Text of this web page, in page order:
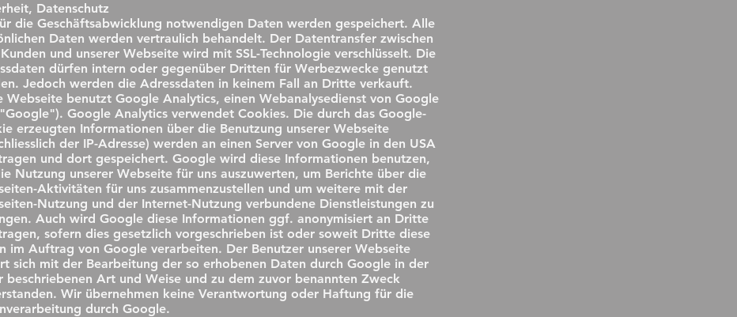
Datenschutz
die Geschäftsabwicklung notwendigen Daten werden gespeichert. Alle
Daten werden vertraulich behandelt. Der Datentransfer zwischen
und unserer Webseite wird mit SSL-Technologie verschlüsselt. Die
dürfen intern oder gegenüber Dritten für Werbezwecke genutzt
Jedoch werden die Adressdaten in keinem Fall an Dritte verkauft.
Webseite benutzt Google Analytics, einen Webanalysedienst von Google
Google Analytics verwendet Cookies. Die durch das Google-
erzeugten Informationen über die Benutzung unserer Webseite
der IP-Adresse) werden an einen Server von Google in den USA
und dort gespeichert. Google wird diese Informationen benutzen,
Nutzung unserer Webseite für uns auszuwerten, um Berichte über die
Aktivitäten für uns zusammenzustellen und um weitere mit der
Nutzung und der Internet-Nutzung verbundene Dienstleistungen zu
Auch wird Google diese Informationen ggf. anonymisiert an Dritte
sofern dies gesetzlich vorgeschrieben ist oder soweit Dritte diese
im Auftrag von Google verarbeiten. Der Benutzer unserer Webseite
sich mit der Bearbeitung der so erhobenen Daten durch Google in der
beschriebenen Art und Weise und zu dem zuvor benannten Zweck
Wir übernehmen keine Verantwortung oder Haftung für die
durch Google.